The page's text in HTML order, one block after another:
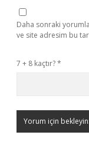
Daha sonraki
ve site adresim bu
7 + 8 kaçtır?*